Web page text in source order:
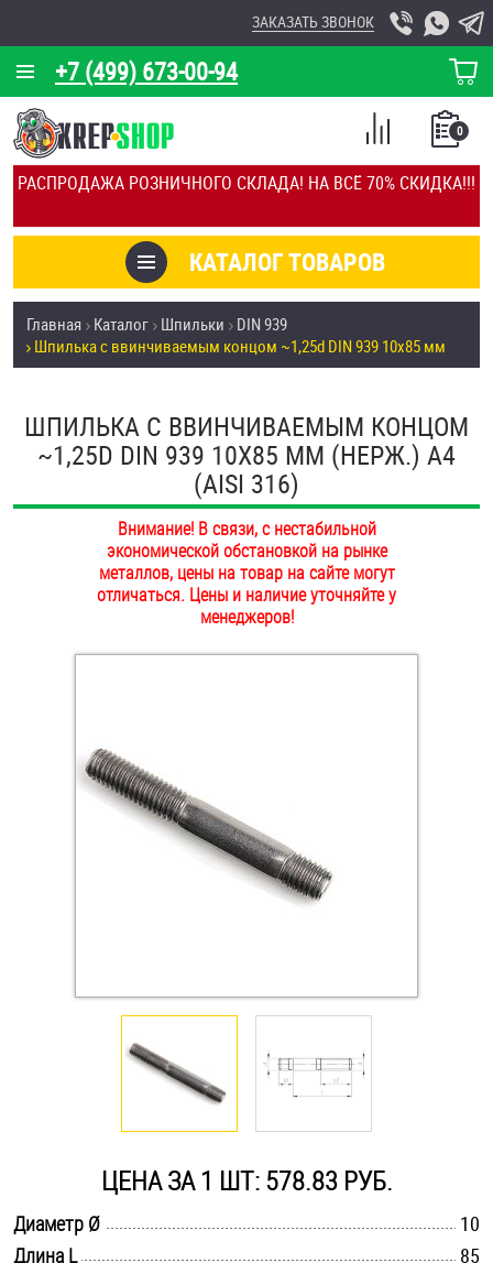
РАСПРОДАЖА РОЗНИЧНОГО СКЛАДА! НА ВСЁ 70% СКИДКА!!!
+7 (499) 673-00-94
ЗАКАЗАТЬ ЗВОНОК
КОРЗИНА
О КОМПАНИИ
КАЛЬКУЛЯТОР
ОТЗЫВЫ
УСЛУГИ
СКИДКИ
ОПТ
ПОКУПАТЕЛЯМ
ОПЛАТА И ДОСТАВКА
НАШИ МАГАЗИНЫ
КАТАЛОГ ТОВАРОВ
0
СПИСОК
СРАВНЕНИЕ
Товары со скидкой
Анкеры
Антивандальный крепёж, инструмент
Заклепки (Гайки-Заклепки)
Крюки, кольца с метрической резьбой
Оснастка и аксессуары для яхт
Стопорные кольца
Главная Каталог Шпильки
DIN 939
Шпилька c ввинчиваемым концом ~1,25d DIN 939 10х85 мм
ШПИЛЬКА C ВВИНЧИВАЕМЫМ КОНЦОМ
~1,25D DIN 939 10Х85 ММ (НЕРЖ.) A4
(AISI 316)
Внимание! В связи, с нестабильной
экономической обстановкой на рынке
металлов, цены на товар на сайте могут
отличаться. Цены и наличие уточняйте у
менеджеров!
ЦЕНА ЗА 1 ШТ: 578.83 РУБ.
Диаметр Ø
10
Длина L
85